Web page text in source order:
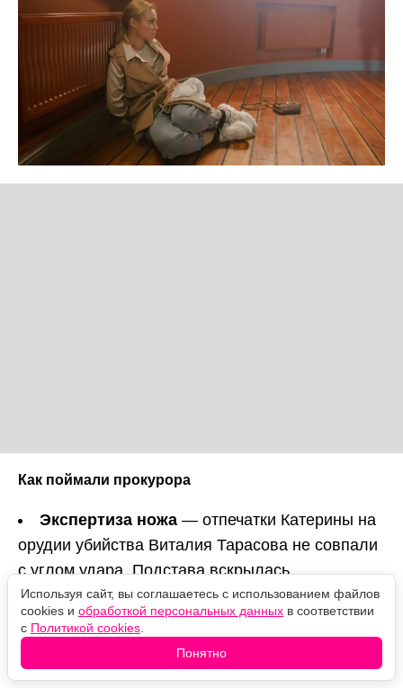
Как поймали прокурора
Экспертиза ножа — отпечатки Катерины на
орудии убийства Виталия Тарасова не совпали
с углом удара. Подстава вскрылась.
Видеорегистратор— запись из машины
вдовы Тарасова показала, что своего
заместителя убил лично Болотов.
Захват— Жанна вызвала его на встречу, и
Используя сайт, вы соглашаетесь с использованием файлов
cookies и обработкой персональных данных в соответствии
с Политикой cookies
Понятно